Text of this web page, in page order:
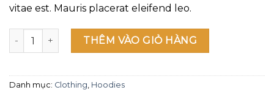
vitae est. Mauris placerat eleifend leo.
Happy Ninja số lượngTHÊM VÀO GIỎ HÀNG
Danh mục: Clothing Hoodies